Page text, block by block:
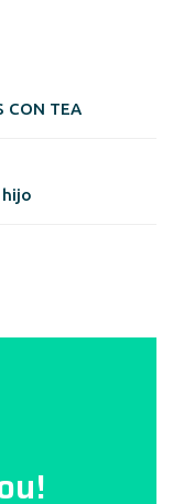
CON TEA
hijo